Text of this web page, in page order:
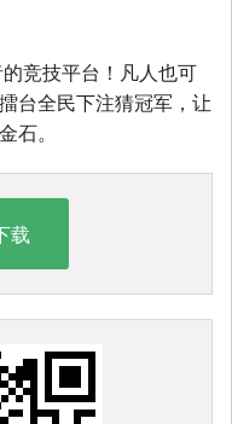
竞技平台！凡人也可
台全民下注猜冠军，让
石。
载